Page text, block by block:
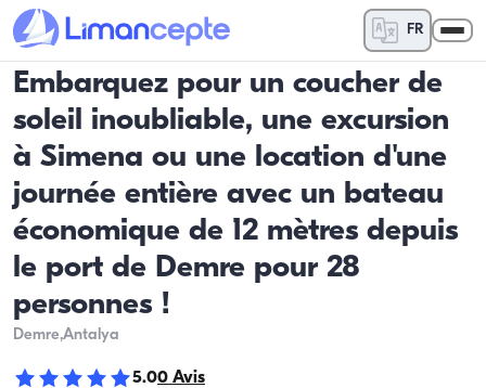
FR
Embarquez pour un coucher de
soleil inoubliable, une excursion
à Simena ou une location d'une
journée entière avec un bateau
économique de 12 mètres depuis
le port de Demre pour 28
personnes !
Demre,Antalya
5.00 Avis